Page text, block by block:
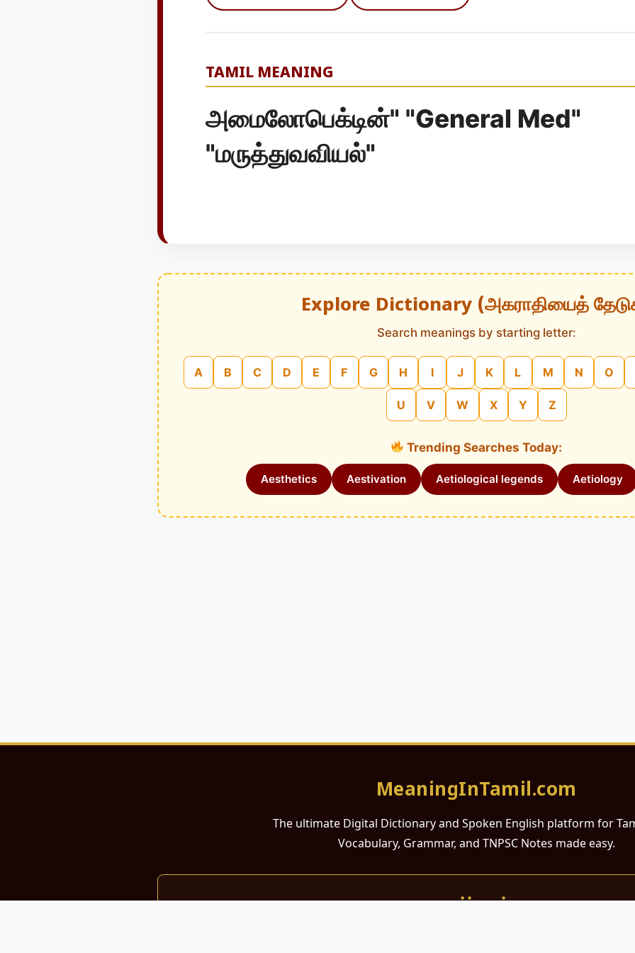
TAMIL MEANING
அமைலோபெக்டின்" "General Med"
"மருத்துவவியல்"
Explore Dictionary (அகராதியைத்
Search meanings by starting letter:
A B C D E F G H I J K L M N O
U V W X Y Z
Trending Searches Today:
Aesthetics Aestivation Aetiological legends Aetiology
MeaningInTamil.com
The ultimate Digital Dictionary and Spoken English platform for
Vocabulary, Grammar, and TNPSC Notes made easy.
சமர்ப்பணம்